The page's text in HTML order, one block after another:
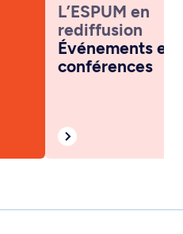
L’ESPUM en
rediffusion
Événements et
conférences